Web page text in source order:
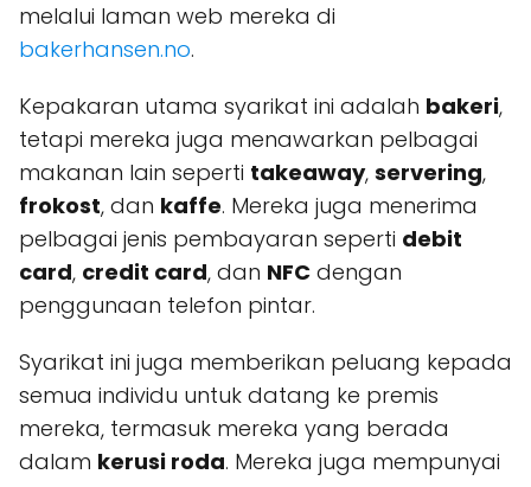
melalui laman web mereka di
bakerhansen.no.
Kepakaran utama syarikat ini adalah bakeri,
tetapi mereka juga menawarkan pelbagai
makanan lain seperti takeaway, servering,
frokost, dan kaffe. Mereka juga menerima
pelbagai jenis pembayaran seperti debit
card, credit card, dan NFC dengan
penggunaan telefon pintar.
Syarikat ini juga memberikan peluang kepada
semua individu untuk datang ke premis
mereka, termasuk mereka yang berada
dalam kerusi roda. Mereka juga mempunyai